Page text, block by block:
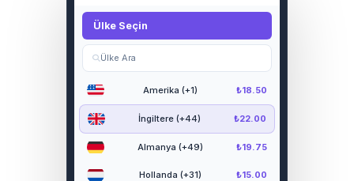
Ülke Seçin
Ülke Ara
Amerika (+1) ₺18.50
İngiltere (+44) ₺22.00
Almanya (+49) ₺19.75
Hollanda (+31) ₺15.00